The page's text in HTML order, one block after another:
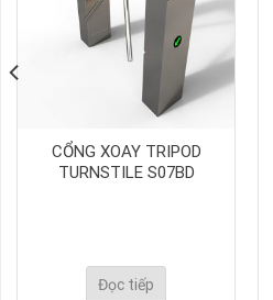
CỔNG XOAY TRIPOD
TURNSTILE S07BD
Đọc tiếp